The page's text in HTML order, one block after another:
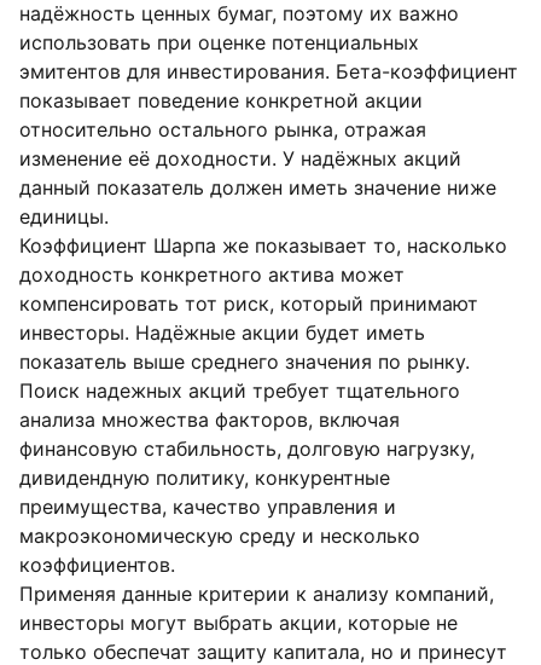
надёжность ценных бумаг, поэтому их важно
использовать при оценке потенциальных
эмитентов для инвестирования. Бета-коэффициент
показывает поведение конкретной акции
относительно остального рынка, отражая
изменение её доходности. У надёжных акций
данный показатель должен иметь значение ниже
единицы.
Коэффициент Шарпа же показывает то, насколько
доходность конкретного актива может
компенсировать тот риск, который принимают
инвесторы. Надёжные акции будет иметь
показатель выше среднего значения по рынку.
Поиск надежных акций требует тщательного
анализа множества факторов, включая
финансовую стабильность, долговую нагрузку,
дивидендную политику, конкурентные
преимущества, качество управления и
макроэкономическую среду и несколько
коэффициентов.
Применяя данные критерии к анализу компаний,
инвесторы могут выбрать акции, которые не
только обеспечат защиту капитала, но и принесут